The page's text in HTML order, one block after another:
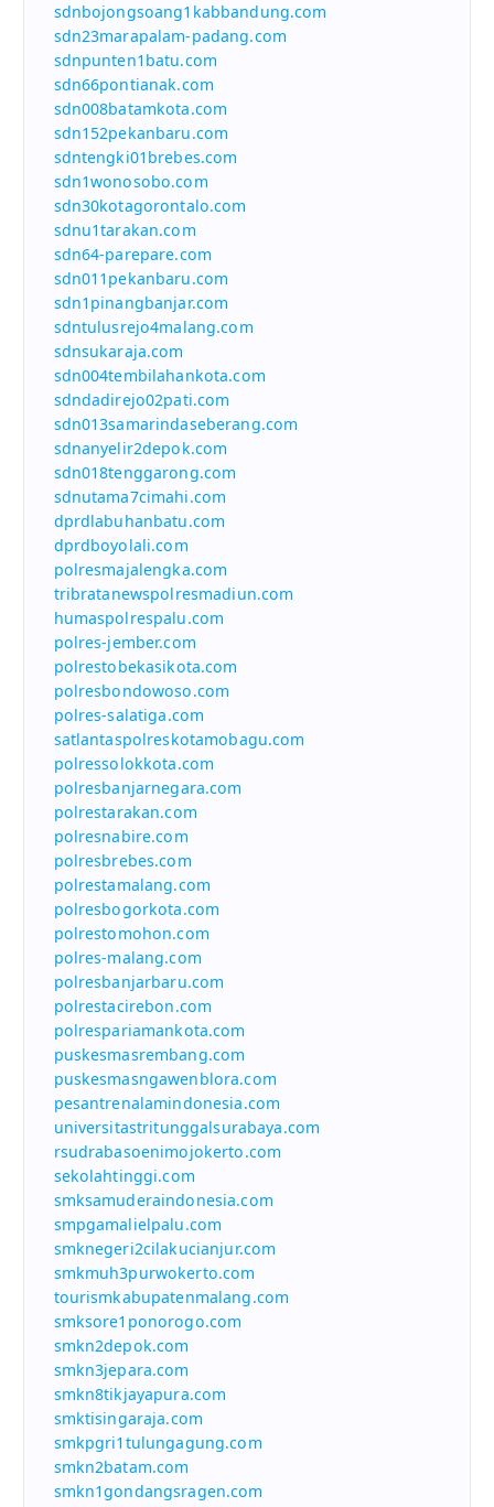
sdnbojongsoang1kabbandung.com
sdn23marapalam-padang.com
sdnpunten1batu.com
sdn66pontianak.com
sdn008batamkota.com
sdn152pekanbaru.com
sdntengki01brebes.com
sdn1wonosobo.com
sdn30kotagorontalo.com
sdnu1tarakan.com
sdn64-parepare.com
sdn011pekanbaru.com
sdn1pinangbanjar.com
sdntulusrejo4malang.com
sdnsukaraja.com
sdn004tembilahankota.com
sdndadirejo02pati.com
sdn013samarindaseberang.com
sdnanyelir2depok.com
sdn018tenggarong.com
sdnutama7cimahi.com
dprdlabuhanbatu.com
dprdboyolali.com
polresmajalengka.com
tribratanewspolresmadiun.com
humaspolrespalu.com
polres-jember.com
polrestobekasikota.com
polresbondowoso.com
polres-salatiga.com
satlantaspolreskotamobagu.com
polressolokkota.com
polresbanjarnegara.com
polrestarakan.com
polresnabire.com
polresbrebes.com
polrestamalang.com
polresbogorkota.com
polrestomohon.com
polres-malang.com
polresbanjarbaru.com
polrestacirebon.com
polrespariamankota.com
puskesmasrembang.com
puskesmasngawenblora.com
pesantrenalamindonesia.com
universitastritunggalsurabaya.com
rsudrabasoenimojokerto.com
sekolahtinggi.com
smksamuderaindonesia.com
smpgamalielpalu.com
smknegeri2cilakucianjur.com
smkmuh3purwokerto.com
tourismkabupatenmalang.com
smksore1ponorogo.com
smkn2depok.com
smkn3jepara.com
smkn8tikjayapura.com
smktisingaraja.com
smkpgri1tulungagung.com
smkn2batam.com
smkn1gondangsragen.com